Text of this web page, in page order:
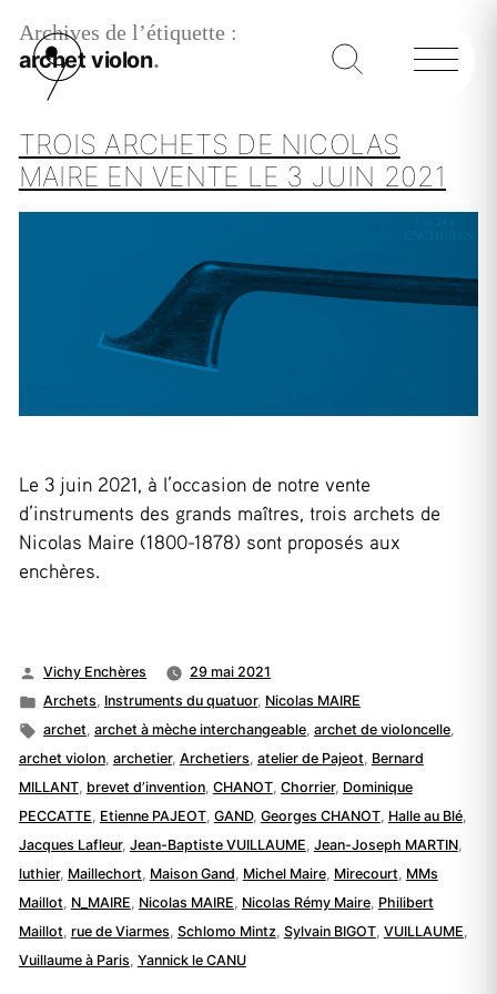
Archives de l’étiquette :
archet violon
TROIS ARCHETS DE NICOLAS
MAIRE EN VENTE LE 3 JUIN 2021
Le 3 juin 2021, à l’occasion de notre vente
d’instruments des grands maîtres, trois archets de
Nicolas Maire (1800-1878) sont proposés aux
enchères.
Publié
par
Vichy Enchères
29 mai 2021
Publié
dans
Archets, Instruments du quatuor, Nicolas MAIRE
Étiquettes :
archet,archet à mèche interchangeable,archet de violoncelle,
archet violon, archetier, Archetiers, atelier de Pajeot, Bernard
MILLANT, brevet d’invention, CHANOT, Chorrier, Dominique
PECCATTE, Etienne PAJEOT, GAND, Georges CHANOT, Halle au Blé,
Jacques Lafleur, Jean-Baptiste VUILLAUME, Jean-Joseph MARTIN,
luthier, Maillechort, Maison Gand, Michel Maire, Mirecourt, MMs
Maillot, N_MAIRE, Nicolas MAIRE, Nicolas Rémy Maire, Philibert
Maillot, rue de Viarmes, Schlomo Mintz, Sylvain BIGOT, VUILLAUME,
Vuillaume à Paris, Yannick le CANU